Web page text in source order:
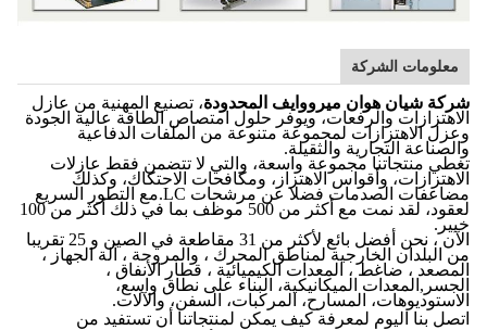
معلومات الشركة
شركة شيان هوان ميرووايف المحدودة، تصنيع المهنية من عازل
الاهتزازات والرفعات، ويوفر حلول امتصاص الطاقة عالية الجودة
وعزل الاهتزازات لمجموعة متنوعة من الملفات الدفاعية
والصناعة التجارية والثقيلة.
تغطي منتجاتنا مجموعة واسعة، والتي لا تتضمن فقط عازلات
الاهتزازات، وأقواس الاهتزاز، ومكافحات الاحتكاك، وكذلك
مضاعفات الصدمات فضلا عن مرشحات LC.مع التطور السريع
لعقود، لقد نمت مع أكثر من 500 موظف بما في ذلك أكثر من 100
خبير.
الآن ، نحن أفضل بائع لأكثر من 31 مقاطعة في الصين و 25 تقريبا
من البلدان الخارجية لمناطق المحرك ، والمروحة ، آلة الجهاز ،
المصعد ، ضاغط ، المعدات الكيميائية ، قطار الأنفاق ،
الجسر,المعدات الميكانيكية، البناء على نطاق واسع،
الاستوديوهات، المسارح، المركبات، السفن، والآلات.
اتصل بنا اليوم لمعرفة كيف يمكن لمنتجاتنا أن تستفيد من